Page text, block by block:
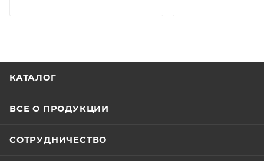
КАТАЛОГ
ВСЕ О ПРОДУКЦИИ
СОТРУДНИЧЕСТВО